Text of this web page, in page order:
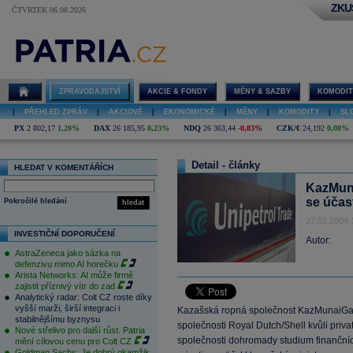
ČTVRTEK 06.08.2026
ZPRAVODAJSTVÍ AKCIE & FONDY MĚNY & SAZBY
PŘEHLED ZPRÁV AKCIOVÉ EKONOMICKÉ MĚNY KOMODITY
PX 2 802,17 1,20% DAX 26 185,95 0,23% NDQ 26 363,44 -0,83% CZK/€ 24,192 0,08%
HLEDAT V KOMENTÁŘÍCH
hledat
Pokročilé hledání
INVESTIČNÍ DOPORUČENÍ
AstraZeneca jako sázka na
defenzivu mimo AI horečku
Arista Networks: AI může firmě
zajistit příznivý vítr do zad
Analytický radar: Colt CZ roste díky
vyšší marži, širší integraci i
stabilnějšímu byznysu
Nové střelivo pro další růst. Patria
mění cílovou cenu pro Colt CZ
Detail - články
se
27.02.2004
Autor:
Kazašská ropná společnost
společnosti Royal Dutch/Shell kvůli
společnosti dohromady studium